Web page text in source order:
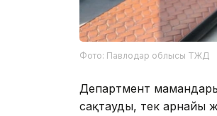
Фото: Павлодар облысы ТЖД
Департмент мамандары
сақтауды, тек арнайы